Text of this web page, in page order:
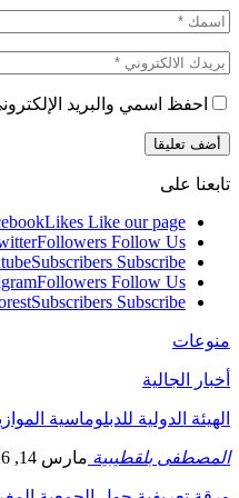
احفظ اسمي والبريد
تابعنا على
Likes Like our page
Followers Follow Us
Subscribers Subscribe
Followers Follow Us
Subscribers Subscribe
منوعات
أخبار الجالية
الهيئة الدولية للدبلوماسية
المصطفى بلقطيبية مارس 14, 2026